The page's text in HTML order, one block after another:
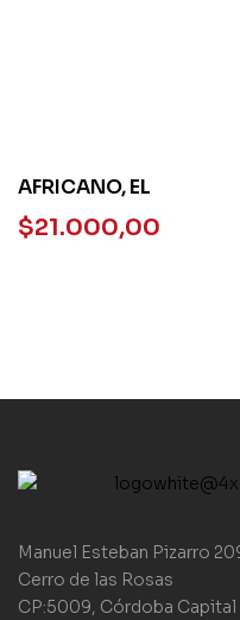
AFRICANO, EL
$21.000,00
Manuel Esteban Pizarro
Cerro de las Rosas
CP:5009, Córdoba Capital